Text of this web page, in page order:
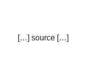
[…] source […]